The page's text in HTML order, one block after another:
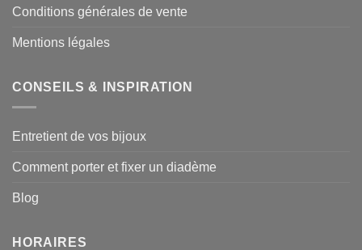
Conditions générales de vente
Mentions légales
CONSEILS & INSPIRATION
Entretient de vos bijoux
Comment porter et fixer un diadème
Blog
HORAIRES